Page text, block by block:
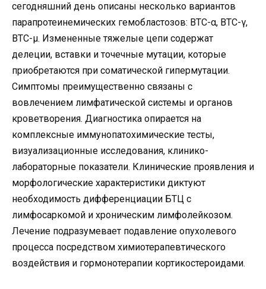
сегодняшний день описаны несколько вариантов
парапротеинемических гемобластозов: BTC-α, BTC-γ,
BTC-μ. Измененные тяжелые цепи содержат
делеции, вставки и точечные мутации, которые
приобретаются при соматической гипермутации.
Симптомы преимущественно связаны с
вовлечением лимфатической системы и органов
кроветворения. Диагностика опирается на
комплексные иммунопатохимические тесты,
визуализационные исследования, клинико-
лабораторные показатели. Клинические проявления и
морфологические характеристики диктуют
необходимость дифференциации БТЦ с
лимфосаркомой и хроническим лимфолейкозом.
Лечение подразумевает подавление опухолевого
процесса посредством химиотерапевтического
воздействия и гормонотерапии кортикостероидами.